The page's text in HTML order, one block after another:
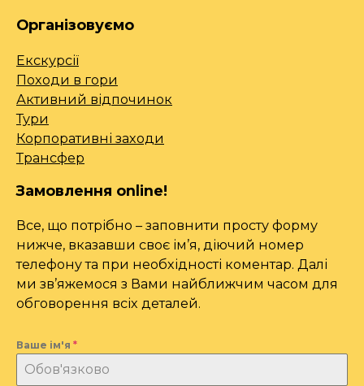
Організовуємо
Екскурсії
Походи в гори
Активний відпочинок
Тури
Корпоративні заходи
Трансфер
Замовлення online!
Все, що потрібно – заповнити просту форму
нижче, вказавши своє ім’я, діючий номер
телефону та при необхідності коментар. Далі
ми зв’яжемося з Вами найближчим часом для
обговорення всіх деталей.
Ваше ім'я *